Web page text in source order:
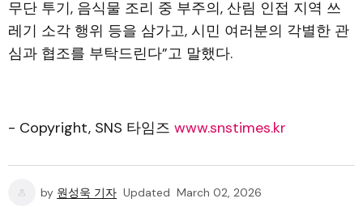
무단 투기, 음식물 조리 중 부주의, 산림 인접 지역 쓰
레기 소각 행위 등을 삼가고, 시민 여러분의 각별한 관
심과 협조를 부탁드린다”고 말했다.
- Copyright, SNS 타임즈 www.snstimes.kr
by 원성욱 기자 Updated March 02, 2026